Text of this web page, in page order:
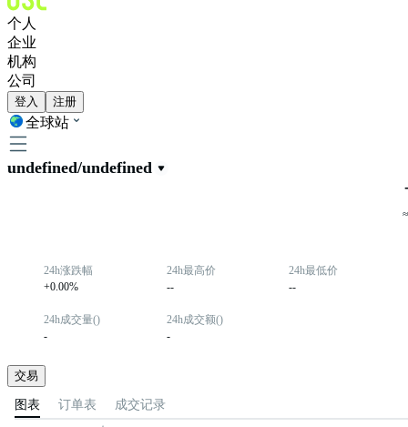
个人
企业
机构
公司
登入 注册
全球站
undefined/undefined
24h涨跌幅
+0.00%
24h最高价
--
24h最低价
--
24h成交量()
-
24h成交额()
-
交易
图表 订单表 成交记录